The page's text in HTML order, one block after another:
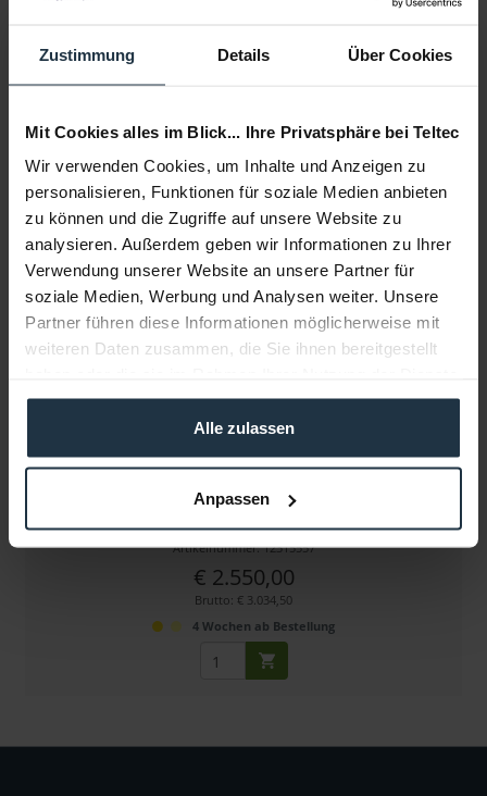
Zustimmung Details Über Cookies
Mit Cookies alles im Blick... Ihre Privatsphäre bei Teltec
Wir verwenden Cookies, um Inhalte und Anzeigen zu
personalisieren, Funktionen für soziale Medien anbieten
zu können und die Zugriffe auf unsere Website zu
analysieren. Außerdem geben wir Informationen zu Ihrer
Verwendung unserer Website an unsere Partner für
soziale Medien, Werbung und Analysen weiter. Unsere
Partner führen diese Informationen möglicherweise mit
weiteren Daten zusammen, die Sie ihnen bereitgestellt
gesammelt haben.
Alle zulassen
Anpassen
Infos zu Hersteller & Produktsicherheit
Folgende Infos zum Hersteller sind verfübar......mehr
Weitere Artikel von Studio Technologies ansehen
Studio Technologies Model 5312 Intercom Station
12-Kanal Intercom-Station, Dante Audio-over-Ethernet
Artikelnummer: 12315557
€ 2.550,00
Brutto: € 3.034,50
4 Wochen ab Bestellung